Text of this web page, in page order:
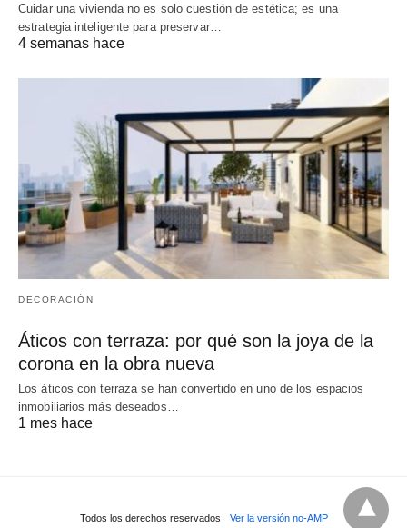
Cuidar una vivienda no es solo cuestión de estética; es una
estrategia inteligente para preservar…
4 semanas hace
DECORACIÓN
Áticos con terraza: por qué son la joya de la
corona en la obra nueva
Los áticos con terraza se han convertido en uno de los espacios
inmobiliarios más deseados…
1 mes hace
Todos los derechos reservados Ver la versión no-AMP